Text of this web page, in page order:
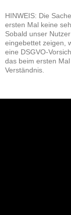
HINWEIS: Die
ersten Mal keine
Sobald unser
eingebettet zeigen,
eine DSGVO-
das beim ersten
Verständnis.